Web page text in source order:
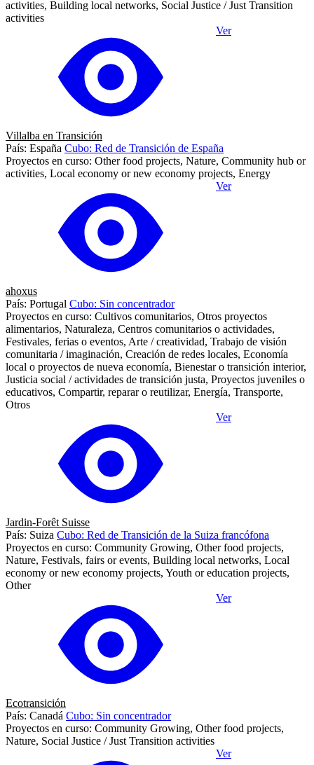
activities, Building local networks, Social Justice / Just Transition
activities
Ver
Villalba en Transición
País: España Cubo: Red de Transición de España
Proyectos en curso: Other food projects, Nature, Community hub or
activities, Local economy or new economy projects, Energy
Ver
ahoxus
País: Portugal Cubo: Sin concentrador
Proyectos en curso: Cultivos comunitarios, Otros proyectos
alimentarios, Naturaleza, Centros comunitarios o actividades,
Festivales, ferias o eventos, Arte / creatividad, Trabajo de visión
comunitaria / imaginación, Creación de redes locales, Economía
local o proyectos de nueva economía, Bienestar o transición interior,
Justicia social / actividades de transición justa, Proyectos juveniles o
educativos, Compartir, reparar o reutilizar, Energía, Transporte,
Otros
Ver
Jardin-Forêt Suisse
País: Suiza Cubo: Red de Transición de la Suiza francófona
Proyectos en curso: Community Growing, Other food projects,
Nature, Festivals, fairs or events, Building local networks, Local
economy or new economy projects, Youth or education projects,
Other
Ver
Ecotransición
País: Canadá Cubo: Sin concentrador
Proyectos en curso: Community Growing, Other food projects,
Nature, Social Justice / Just Transition activities
Ver